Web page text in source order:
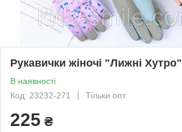
Рукавички жіночі "Лижні Хутро"
В наявності
Код: 23232-271
Тільки опт
225 ₴